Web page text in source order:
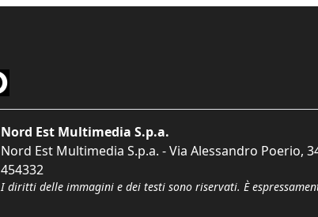
Nord Est Multimedia S.p.a.
Nord Est Multimedia S.p.a. - Via Alessandro Poerio,
454332
I diritti delle immagini e dei testi sono riservati. È